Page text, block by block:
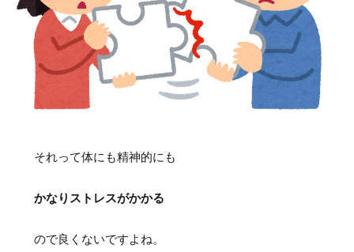
それって体にも精神的にも
かなりストレスがかかる
ので良くないですよね。